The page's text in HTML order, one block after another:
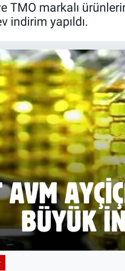
TMO markalı
indirim yapıldı.